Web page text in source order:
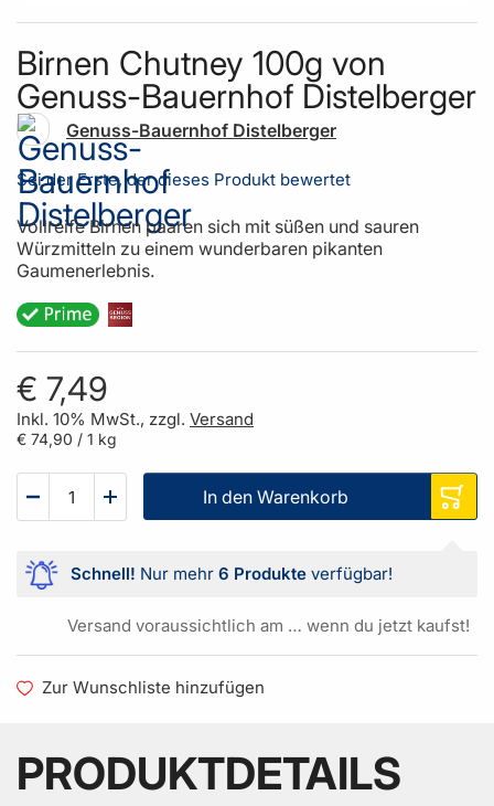
Skip to the beginning of the images gallery
Birnen Chutney 100g von
Genuss-Bauernhof Distelberger
Genuss-Bauernhof Distelberger
Sei der Erste, der dieses Produkt bewertet
Vollreife Birnen paaren sich mit süßen und sauren
Würzmitteln zu einem wunderbaren pikanten
Gaumenerlebnis.
€ 7,49
Inkl. 10% MwSt., zzgl. Versand
€ 74,90 / 1 kg
In den Warenkorb
Schnell! Nur mehr 6 Produkteverfügbar!
Versand voraussichtlich am … wenn du jetzt kaufst!
Zur Wunschliste hinzufügen
PRODUKTDETAILS